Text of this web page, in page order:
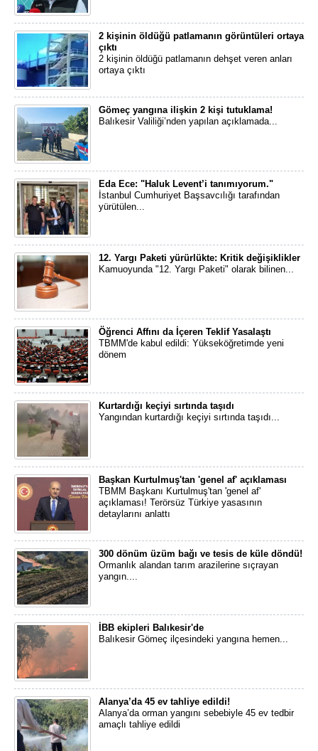
2 kişinin öldüğü patlamanın görüntüleri ortaya
çıktı
2 kişinin öldüğü patlamanın dehşet veren anları
ortaya çıktı
Gömeç yangına ilişkin 2 kişi tutuklama!
Balıkesir Valiliği’nden yapılan açıklamada...
Eda Ece: "Haluk Levent’i tanımıyorum."
İstanbul Cumhuriyet Başsavcılığı tarafından
yürütülen...
12. Yargı Paketi yürürlükte: Kritik değişiklikler
Kamuoyunda "12. Yargı Paketi" olarak bilinen...
Öğrenci Affını da İçeren Teklif Yasalaştı
TBMM'de kabul edildi: Yükseköğretimde yeni
dönem
Kurtardığı keçiyi sırtında taşıdı
Yangından kurtardığı keçiyi sırtında taşıdı...
Başkan Kurtulmuş'tan 'genel af' açıklaması
TBMM Başkanı Kurtulmuş'tan 'genel af'
açıklaması! Terörsüz Türkiye yasasının
detaylarını anlattı
300 dönüm üzüm bağı ve tesis de küle döndü!
Ormanlık alandan tarım arazilerine sıçrayan
yangın....
İBB ekipleri Balıkesir'de
Balıkesir Gömeç ilçesindeki yangına hemen...
Alanya’da 45 ev tahliye edildi!
Alanya’da orman yangını sebebiyle 45 ev tedbir
amaçlı tahliye edildi